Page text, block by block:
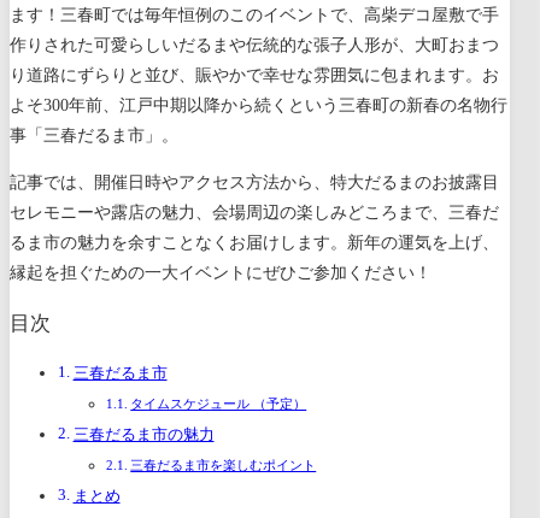
ます！三春町では毎年恒例のこのイベントで、高柴デコ屋敷で手
作りされた可愛らしいだるまや伝統的な張子人形が、大町おまつ
り道路にずらりと並び、賑やかで幸せな雰囲気に包まれます。 お
よそ300年前、江戸中期以降から続くという三春町の新春の名物行
事「三春だるま市」。
記事では、開催日時やアクセス方法から、特大だるまのお披露目
セレモニーや露店の魅力、会場周辺の楽しみどころまで、三春だ
るま市の魅力を余すことなくお届けします。新年の運気を上げ、
縁起を担ぐための一大イベントにぜひご参加ください！
目次
三春だるま市
タイムスケジュール （予定）
三春だるま市の魅力
三春だるま市を楽しむポイント
まとめ